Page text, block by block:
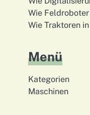
Wie
Wie Traktoren
Menü
Kategorien
Maschinen